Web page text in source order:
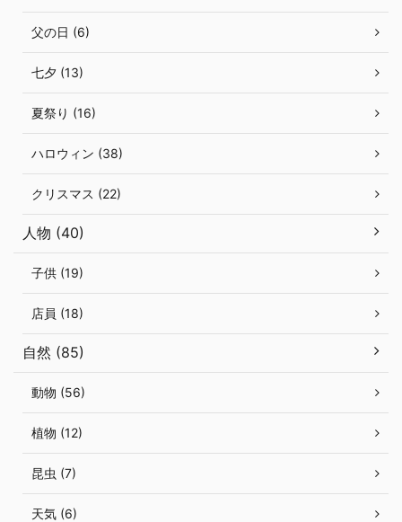
父の日 (6)
七夕 (13)
夏祭り (16)
ハロウィン (38)
クリスマス (22)
人物 (40)
子供 (19)
店員 (18)
自然 (85)
動物 (56)
植物 (12)
昆虫 (7)
天気 (6)